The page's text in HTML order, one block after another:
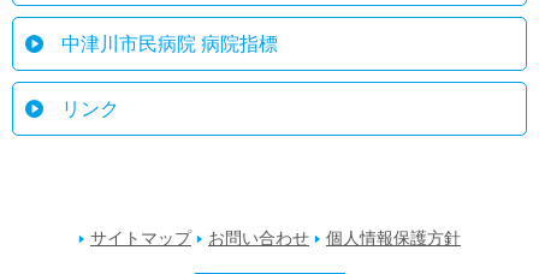
中津川市民病院 病院指標
リンク
サイトマップ お問い合わせ 個人情報保護方針